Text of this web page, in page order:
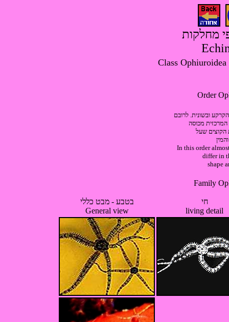
מחלקות
ובשונית. לרובם
המרכזית מכוסה
הקוצים שעל
In this order
differ in
shape
בטבע - מבט כללי
General view
חי
living detail